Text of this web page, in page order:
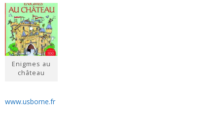
Enigmes au
château
www.usborne.fr